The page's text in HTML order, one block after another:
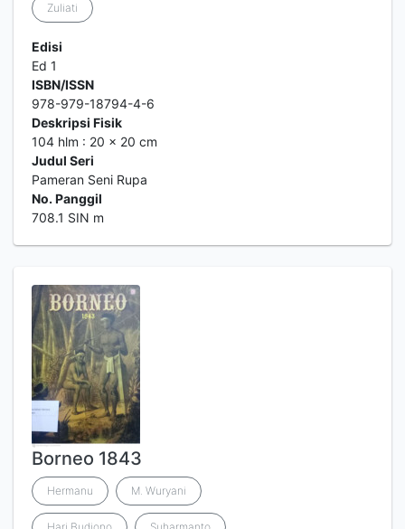
Zuliati
Edisi
Ed 1
ISBN/ISSN
978-979-18794-4-6
Deskripsi Fisik
104 hlm : 20 x 20 cm
Judul Seri
Pameran Seni Rupa
No. Panggil
708.1 SIN m
Borneo 1843
Hermanu M. Wuryani